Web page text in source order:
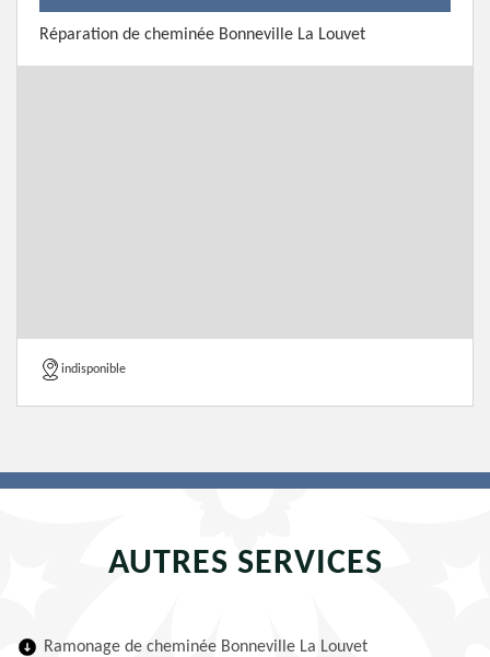
Réparation de cheminée Bonneville La Louvet
indisponible
AUTRES SERVICES
Ramonage de cheminée Bonneville La Louvet